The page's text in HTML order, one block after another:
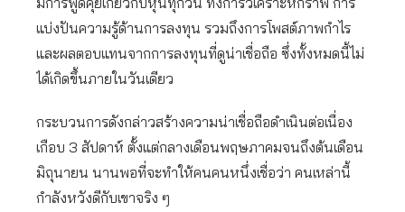
แบ่งปันความรู้ด้านการลงทุน รวมถึงการโพสต์ภาพกำไร
และผลตอบแทนจากการลงทุนที่ดูน่าเชื่อถือ ซึ่งทั้งหมดนี้ไม่
ได้เกิดขึ้นภายในวันเดียว
กระบวนการดังกล่าวสร้างความน่าเชื่อถือดำเนินต่อเนื่อง
เกือบ 3 สัปดาห์ ตั้งแต่กลางเดือนพฤษภาคมจนถึงต้นเดือน
มิถุนายน นานพอที่จะทำให้คนคนหนึ่งเชื่อว่า คนเหล่านี้
กำลังหวังดีกับเขาจริง ๆ